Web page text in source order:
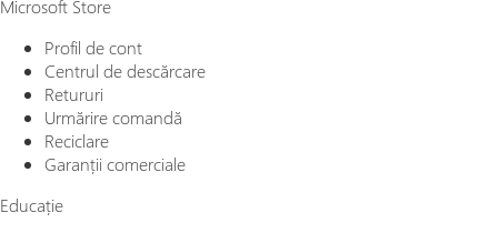
Microsoft Store
Profil de cont
Centrul de descărcare
Retururi
Urmărire comandă
Reciclare
Garanții comerciale
Educație